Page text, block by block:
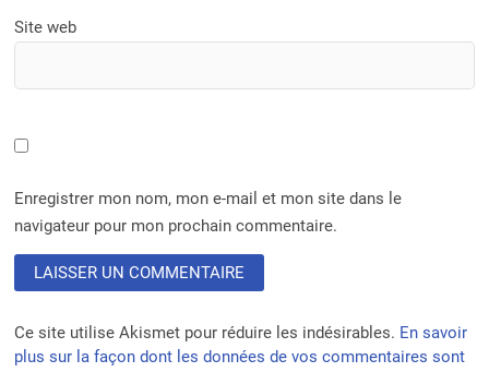
Site web
Enregistrer mon nom, mon e-mail et mon site dans le
navigateur pour mon prochain commentaire.
Ce site utilise Akismet pour réduire les indésirables. En savoir
plus sur la façon dont les données de vos commentaires sont